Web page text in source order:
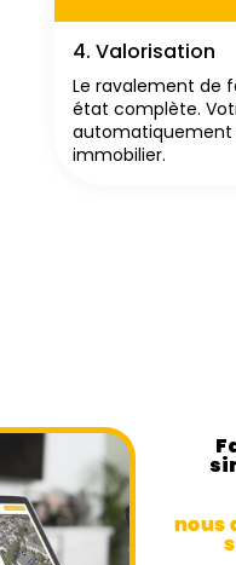
4. Valorisation
Le ravalement de
état complète.
automatiquement
immobilier.
nous